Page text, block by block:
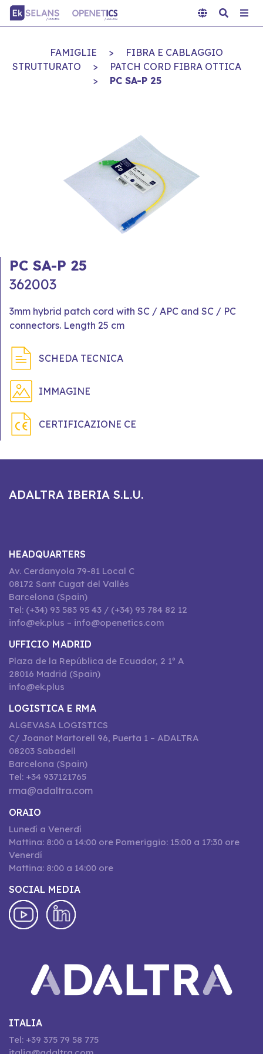
FAMIGLIE >
FIBRA E CABLAGGIO
STRUTTURATO
>
PATCH CORD FIBRA OTTICA
>
PC SA-P 25
PC SA-P 25
362003
3mm hybrid patch cord with SC / APC and SC / PC
connectors. Length 25 cm
SCHEDA TECNICA
IMMAGINE
CERTIFICAZIONE CE
ADALTRA IBERIA S.L.U.
HEADQUARTERS
Av. Cerdanyola 79-81 Local C
08172 Sant Cugat del Vallès
Barcelona (Spain)
Tel: (+34) 93 583 95 43 / (+34) 93 784 82 12
info@ek.plus – info@openetics.com
UFFICIO MADRID
Plaza de la República de Ecuador, 2 1º A
28016 Madrid (Spain)
info@ek.plus
LOGISTICA E RMA
ALGEVASA LOGISTICS
C/ Joanot Martorell 96, Puerta 1 – ADALTRA
08203 Sabadell
Barcelona (Spain)
Tel: +34 937121765
rma@adaltra.com
ORAIO
Lunedí a Venerdí
Mattina: 8:00 a 14:00 ore Pomeriggio: 15:00 a 17:30 ore
Venerdí
Mattina: 8:00 a 14:00 ore
SOCIAL MEDIA
ITALIA
Tel: +39 375 79 58 775